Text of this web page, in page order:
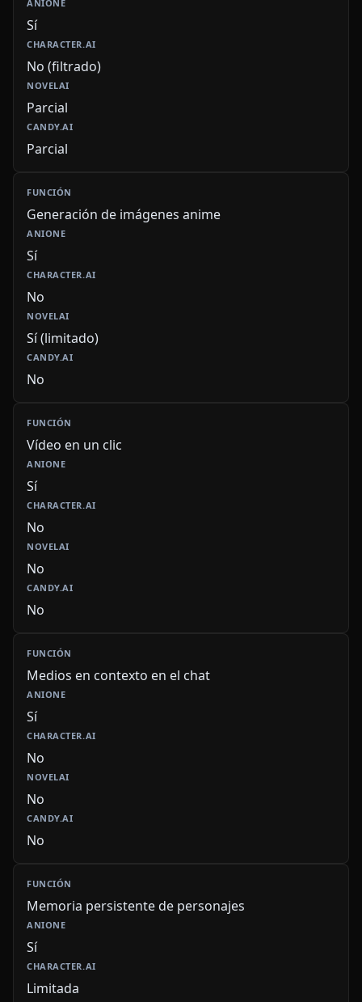
Sí
No (filtrado)
Parcial
Parcial
Generación de imágenes anime
Sí
No
Sí (limitado)
No
Vídeo en un clic
Sí
No
No
No
Medios en contexto en el chat
Sí
No
No
No
Memoria persistente de personajes
Sí
Limitada